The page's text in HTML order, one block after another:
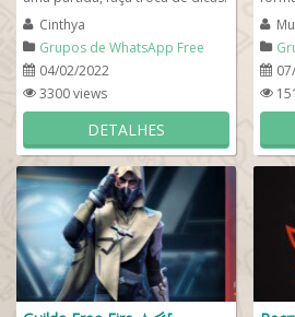
Estava procurando por grupos
de ff...
Cinthya
Grupos de WhatsApp Free
Fire
04/02/2022
3300 views
DETALHES
line